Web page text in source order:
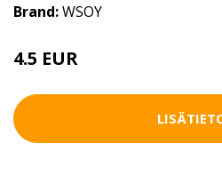
Brand:WSOY
4.5 EUR